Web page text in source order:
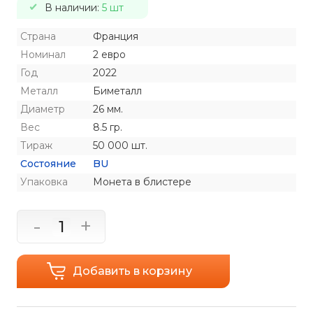
В наличии: 5 шт
Страна
Франция
Номинал
2 евро
Год
2022
Металл
Биметалл
Диаметр
26 мм.
Вес
8.5 гр.
Тираж
50 000 шт.
Состояние
BU
Упаковка
Монета в блистере
- +
Добавить в корзину